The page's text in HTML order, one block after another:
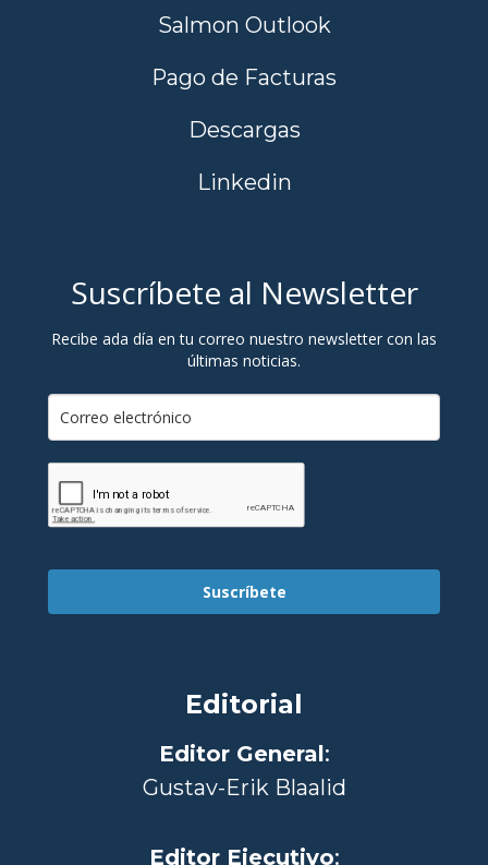
Salmon Outlook
Pago de Facturas
Descargas
Linkedin
Suscríbete al Newsletter
Recibe ada día en tu correo nuestro newsletter con las
últimas noticias.
Suscríbete
Editorial
Editor General:
Gustav-Erik Blaalid
Editor Ejecutivo: